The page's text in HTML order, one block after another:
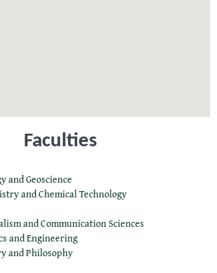
Faculties
and Geoscience
and Chemical Technology
and Communication Sciences
and Engineering
and Philosophy